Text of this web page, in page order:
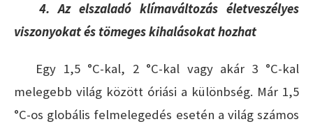
4. Az elszaladó klímaváltozás életveszélyes
viszonyokat és tömeges kihalásokat hozhat
Egy 1,5 °C-kal, 2 °C-kal vagy akár 3 °C-kal
melegebb világ között óriási a különbség. Már 1,5
°C-os globális felmelegedés esetén a világ számos